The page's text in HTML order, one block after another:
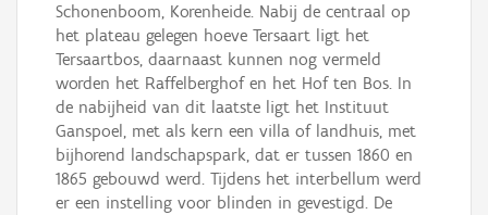
Schonenboom, Korenheide. Nabij de centraal op
het plateau gelegen hoeve Tersaart ligt het
Tersaartbos, daarnaast kunnen nog vermeld
worden het Raffelberghof en het Hof ten Bos. In
de nabijheid van dit laatste ligt het Instituut
Ganspoel, met als kern een villa of landhuis, met
bijhorend landschapspark, dat er tussen 1860 en
1865 gebouwd werd. Tijdens het interbellum werd
er een instelling voor blinden in gevestigd. De